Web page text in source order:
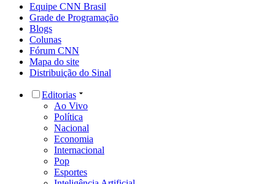
Equipe CNN Brasil
Grade de Programação
Blogs
Colunas
Fórum CNN
Mapa do site
Distribuição do Sinal
Editorias
Ao Vivo
Política
Nacional
Economia
Internacional
Pop
Esportes